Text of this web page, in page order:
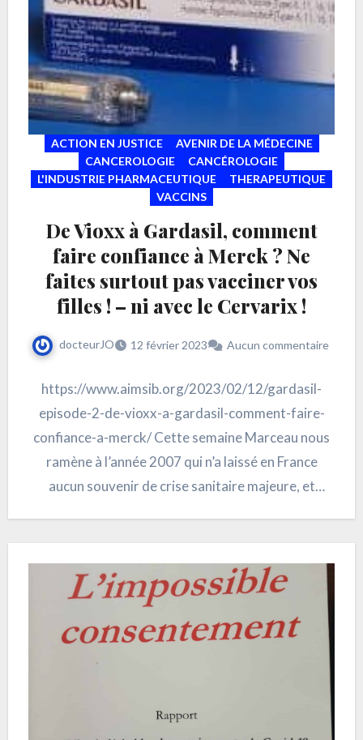
ACTION EN JUSTICE
AVENIR DE LA MÉDECINE
CANCEROLOGIE
CANCÉROLOGIE
L'INDUSTRIE PHARMACEUTIQUE
THERAPEUTIQUE
VACCINS
De Vioxx à Gardasil, comment
faire confiance à Merck ? Ne
faites surtout pas vacciner vos
filles ! – ni avec le Cervarix !
docteurJO 12 février 2023 Aucun commentaire
https://www.aimsib.org/2023/02/12/gardasil-
episode-2-de-vioxx-a-gardasil-comment-faire-
confiance-a-merck/ Cette semaine Marceau nous
ramène à l’année 2007 qui n’a laissé en France
aucun souvenir de crise sanitaire majeure, et